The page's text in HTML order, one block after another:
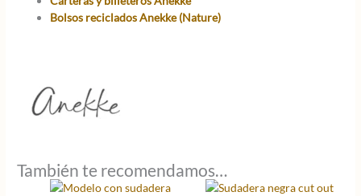
Bolsos reciclados Anekke (Nature)
También te recomendamos…